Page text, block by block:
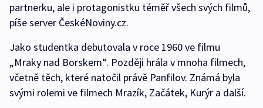
partnerku, ale i protagonistku téměř všech svých filmů,
píše server ČeskéNoviny.cz.
Jako studentka debutovala v roce 1960 ve filmu
„Mraky nad Borskem“. Později hrála v mnoha filmech,
včetně těch, které natočil právě Panfilov. Známá byla
svými rolemi ve filmech Mrazík, Začátek, Kurýr a další.